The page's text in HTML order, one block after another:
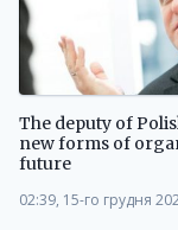
The deputy of
new forms of
future
02:39, 15-го грудня